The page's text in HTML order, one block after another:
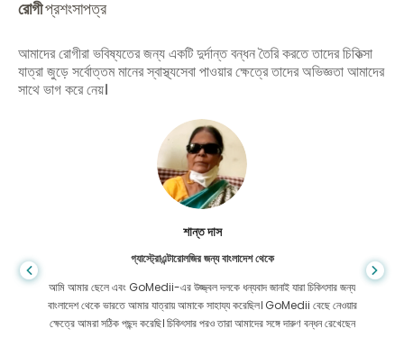
রোগীপ্রশংসাপত্র
আমাদের রোগীরা ভবিষ্যতের জন্য একটি দুর্দান্ত বন্ধন তৈরি করতে তাদের চিকিত্সা
যাত্রা জুড়ে সর্বোত্তম মানের স্বাস্থ্যসেবা পাওয়ার ক্ষেত্রে তাদের অভিজ্ঞতা আমাদের
সাথে ভাগ করে নেয়।
শান্ত দাস
গ্যাস্ট্রোএন্টারোলজির জন্য বাংলাদেশ থেকে
আমি আমার ছেলে এবং GoMedii-এর উজ্জ্বল দলকে ধন্যবাদ জানাই যারা চিকিৎসার জন্য
বাংলাদেশ থেকে ভারতে আমার যাত্রায় আমাকে সাহায্য করেছিল। GoMedii বেছে নেওয়ার
ক্ষেত্রে আমরা সঠিক পছন্দ করেছি। চিকিৎসার পরও তারা আমাদের সঙ্গে দারুণ বন্ধন রেখেছেন